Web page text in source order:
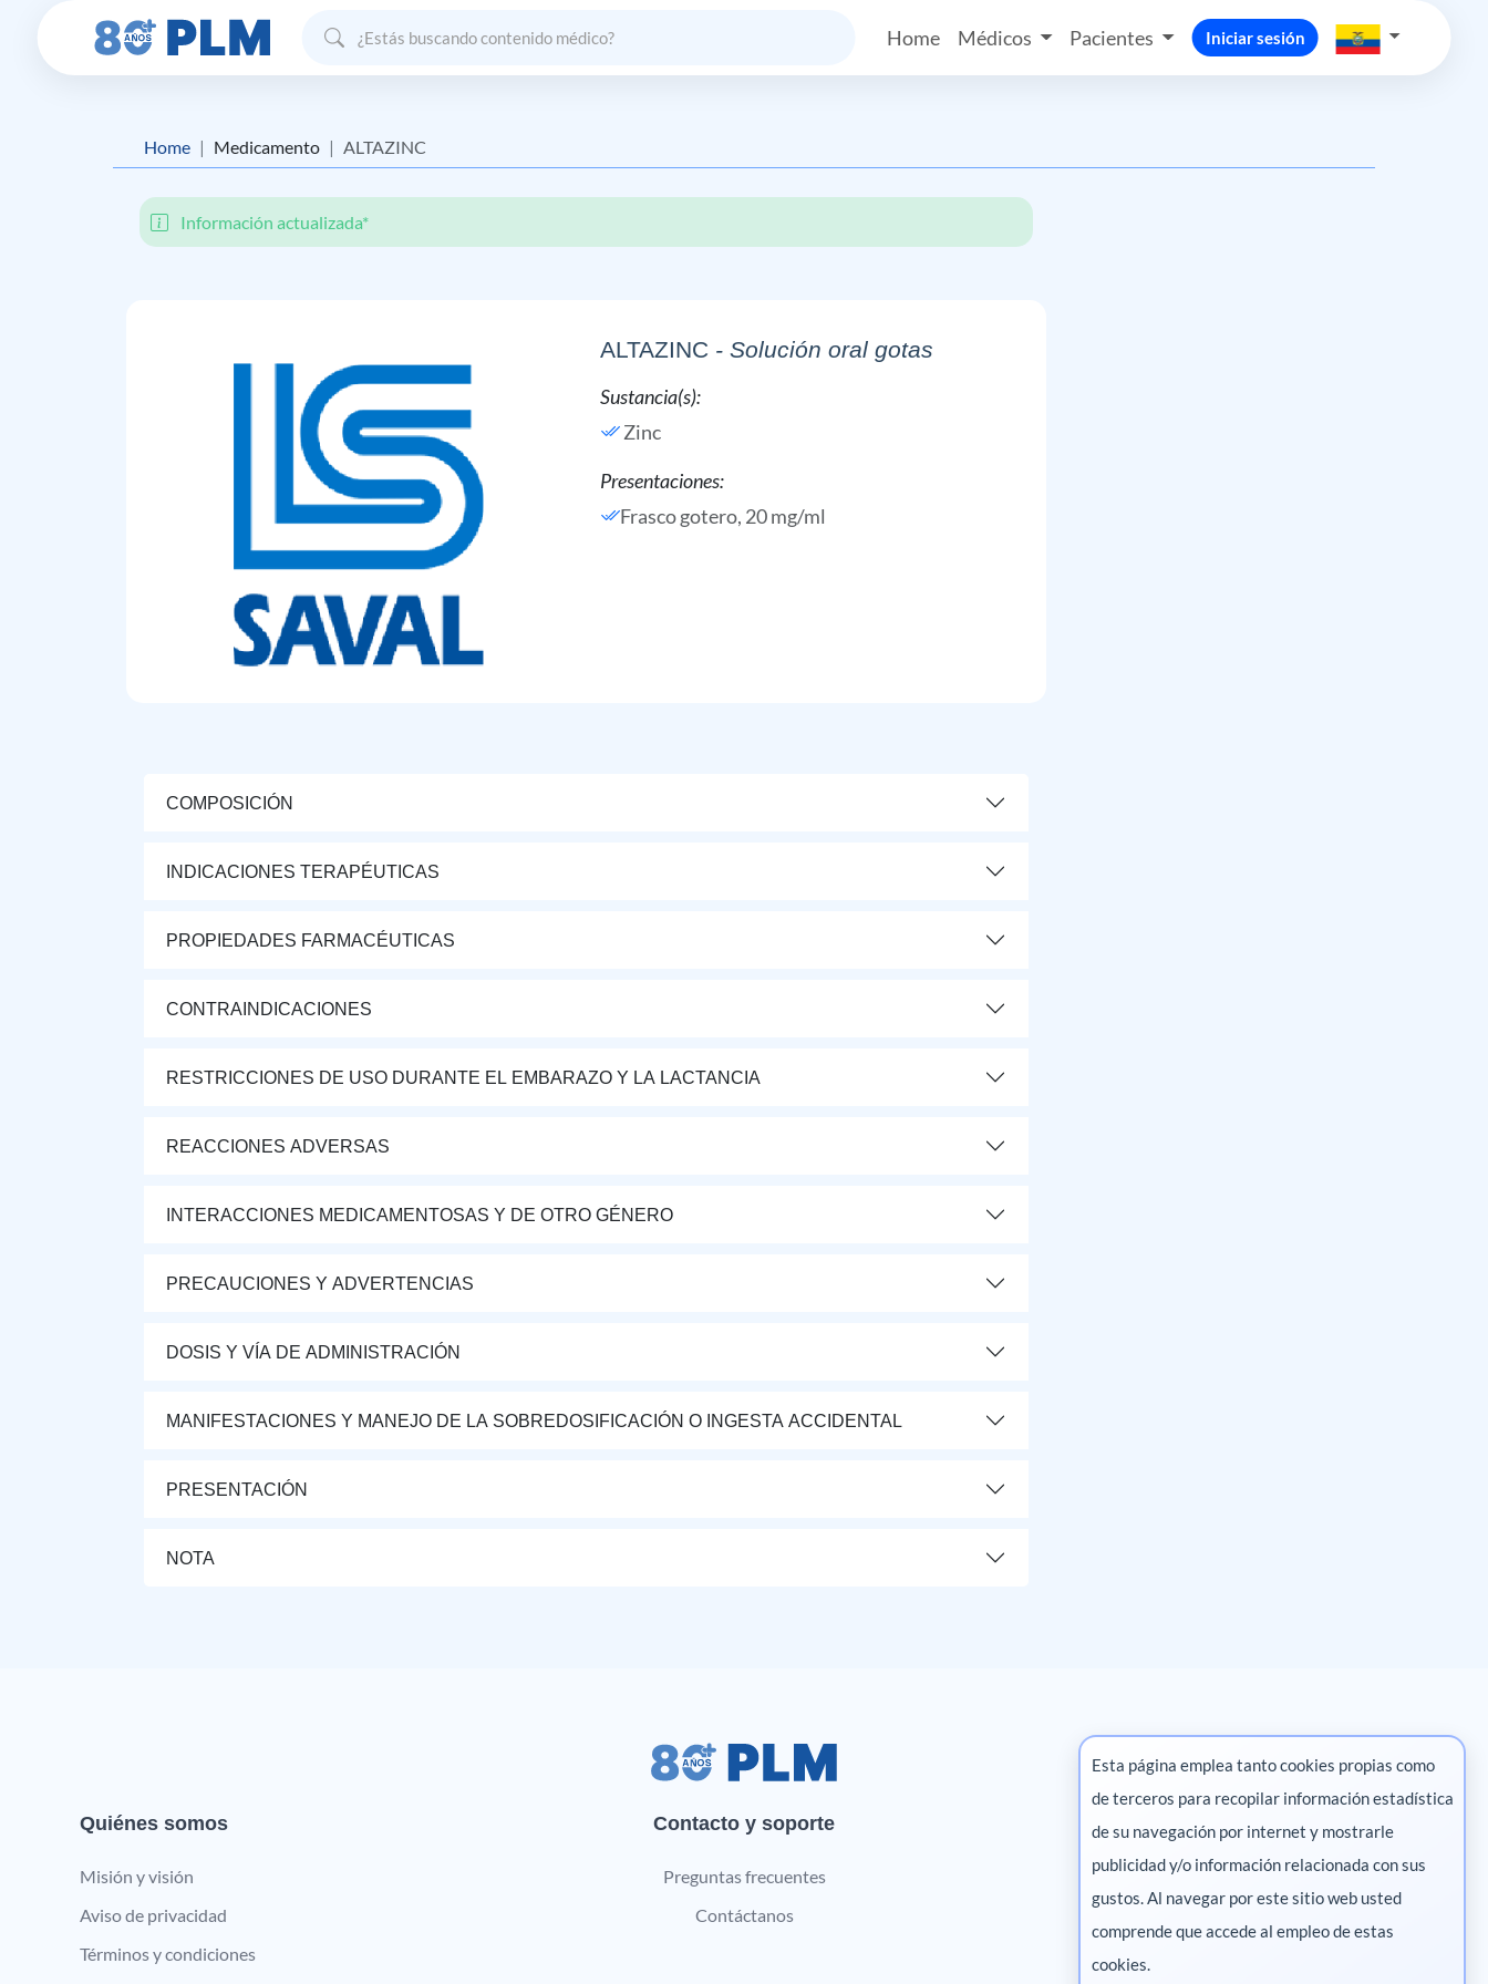
Home Médicos Pacientes Iniciar sesión
Home Medicamento ALTAZINC
Información actualizada*
ALTAZINC - Solución oral gotas
Sustancia(s):
Zinc
Presentaciones:
Frasco gotero, 20 mg/ml
COMPOSICIÓN
INDICACIONES TERAPÉUTICAS
PROPIEDADES FARMACÉUTICAS
CONTRAINDICACIONES
RESTRICCIONES DE USO DURANTE EL EMBARAZO Y LA LACTANCIA
REACCIONES ADVERSAS
INTERACCIONES MEDICAMENTOSAS Y DE OTRO GÉNERO
PRECAUCIONES Y ADVERTENCIAS
DOSIS Y VÍA DE ADMINISTRACIÓN
MANIFESTACIONES Y MANEJO DE LA SOBREDOSIFICACIÓN O INGESTA ACCIDENTAL
PRESENTACIÓN
NOTA
Quiénes somos
Misión y visión
Aviso de privacidad
Términos y condiciones
Contacto y soporte
Preguntas frecuentes
Contáctanos
Marketing digital
Pharma
Esta página emplea tanto cookies propias como
de terceros para recopilar información estadística
de su navegación por internet y mostrarle
publicidad y/o información relacionada con sus
gustos. Al navegar por este sitio web usted
comprende que accede al empleo de estas
cookies.